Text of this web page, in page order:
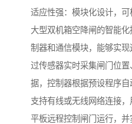
适应性强：模块化设计，可
大型双机箱空降闸的智能
制器和通信模块，能够实
过传感器实时采集闸门位
据，控制器根据预设程序
支持有线或无线网络连接
平板远程控制闸门运行，